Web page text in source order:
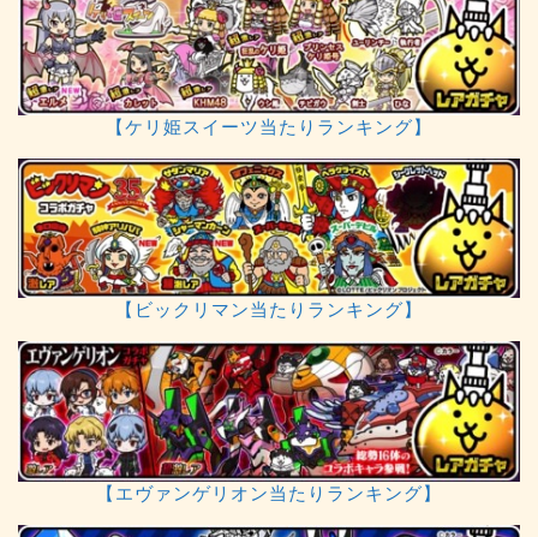
【ケリ姫スイーツ当たりランキング】
【ビックリマン当たりランキング】
【エヴァンゲリオン当たりランキング】